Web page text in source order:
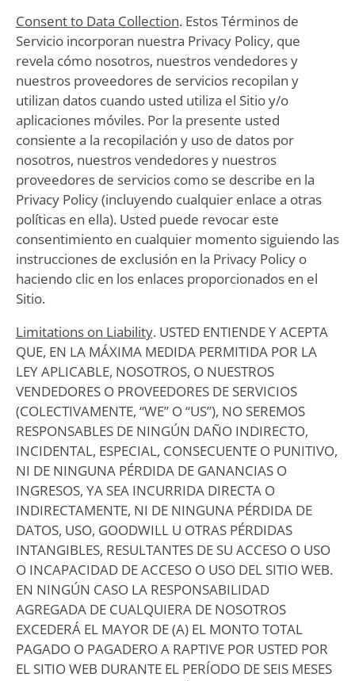
Consent to Data Collection. Estos Términos de
Servicio incorporan nuestra Privacy Policy, que
revela cómo nosotros, nuestros vendedores y
nuestros proveedores de servicios recopilan y
utilizan datos cuando usted utiliza el Sitio y/o
aplicaciones móviles. Por la presente usted
consiente a la recopilación y uso de datos por
nosotros, nuestros vendedores y nuestros
proveedores de servicios como se describe en la
Privacy Policy (incluyendo cualquier enlace a otras
políticas en ella). Usted puede revocar este
consentimiento en cualquier momento siguiendo las
instrucciones de exclusión en la Privacy Policy o
haciendo clic en los enlaces proporcionados en el
Sitio.
Limitations on Liability. USTED ENTIENDE Y ACEPTA
QUE, EN LA MÁXIMA MEDIDA PERMITIDA POR LA
LEY APLICABLE, NOSOTROS, O NUESTROS
VENDEDORES O PROVEEDORES DE SERVICIOS
(COLECTIVAMENTE, “WE” O “US”), NO SEREMOS
RESPONSABLES DE NINGÚN DAÑO INDIRECTO,
INCIDENTAL, ESPECIAL, CONSECUENTE O PUNITIVO,
NI DE NINGUNA PÉRDIDA DE GANANCIAS O
INGRESOS, YA SEA INCURRIDA DIRECTA O
INDIRECTAMENTE, NI DE NINGUNA PÉRDIDA DE
DATOS, USO, GOODWILL U OTRAS PÉRDIDAS
INTANGIBLES, RESULTANTES DE SU ACCESO O USO
O INCAPACIDAD DE ACCESO O USO DEL SITIO WEB.
EN NINGÚN CASO LA RESPONSABILIDAD
AGREGADA DE CUALQUIERA DE NOSOTROS
EXCEDERÁ EL MAYOR DE (A) EL MONTO TOTAL
PAGADO O PAGADERO A RAPTIVE POR USTED POR
EL SITIO WEB DURANTE EL PERÍODO DE SEIS MESES